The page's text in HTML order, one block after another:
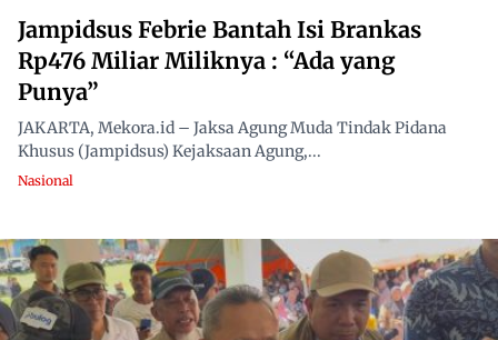
Jampidsus Febrie Bantah Isi Brankas
Rp476 Miliar Miliknya : “Ada yang
Punya”
JAKARTA, Mekora.id – Jaksa Agung Muda Tindak Pidana
Khusus (Jampidsus) Kejaksaan Agung,...
Nasional